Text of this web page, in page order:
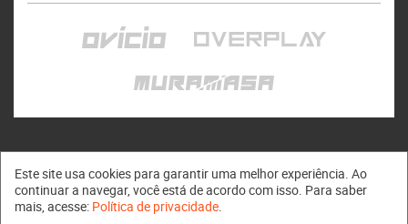
Muramasa © 2011 - 2026
Este site usa cookies para garantir uma melhor experiência. Ao
continuar a navegar, você está de acordo com isso. Para saber
mais, acesse: Política de privacidade.